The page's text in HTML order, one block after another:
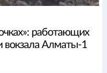
работающих
вокзала Алматы-1